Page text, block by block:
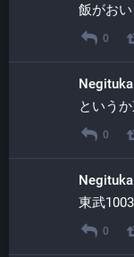
飯がお
0
という
0
東武
0